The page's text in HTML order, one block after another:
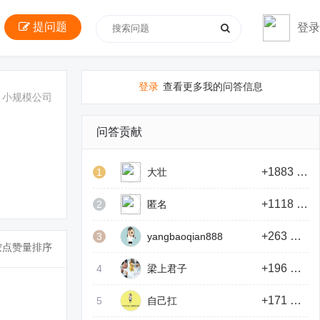
提问题 登录
小规模公司
点赞量排序
登录 查看更多我的问答信息
问答贡献
1 大壮 +1883 积分
2 匿名 +1118 积分
3 yangbaoqian888 +263 积分
4 梁上君子 +196 积分
5 自己扛 +171 积分